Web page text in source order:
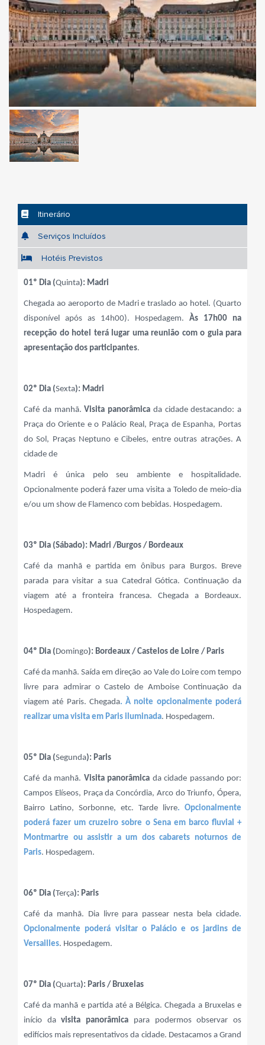
Itinerário
Serviços Incluídos
Hotéis Previstos
01º Dia (Quinta): Madri
Chegada ao aeroporto de Madri e traslado ao hotel. (Quarto
disponível após as 14h00). Hospedagem. Às 17h00 na
recepção do hotel terá lugar uma reunião com o guia para
apresentação dos participantes.
02º Dia (Sexta): Madri
Café da manhã.Visita panorâmica da cidade destacando: a
Praça do Oriente e o Palácio Real, Praça de Espanha, Portas
do Sol, Praças Neptuno e Cibeles, entre outras atrações. A
cidade de
Madri é única pelo seu ambiente e hospitalidade.
Opcionalmente poderá fazer uma visita a Toledo de meio-dia
e/ou um show de Flamenco com bebidas. Hospedagem.
03º Dia (Sábado): Madri /Burgos / Bordeaux
Café da manhã e partida em ônibus para Burgos. Breve
parada para visitar a sua Catedral Gótica. Continuação da
viagem até a fronteira francesa. Chegada a Bordeaux.
Hospedagem.
04º Dia (Domingo): Bordeaux / Castelos de Loire / Paris
Café da manhã. Saída em direção ao Vale do Loire com tempo
livre para admirar o Castelo de Amboise Continuação da
viagem até Paris. Chegada. À noite opcionalmente poderá
realizar uma visita em Paris iluminada. Hospedagem.
05º Dia (Segunda): Paris
Café da manhã. Visita panorâmica da cidade passando por:
Campos Elíseos, Praça da Concórdia, Arco do Triunfo, Ópera,
Bairro Latino, Sorbonne, etc. Tarde livre. Opcionalmente
poderá fazer um cruzeiro sobre o Sena em barco fluvial +
Montmartre ou assistir a um dos cabarets noturnos de
Paris. Hospedagem.
06º Dia (Terça): Paris
Café da manhã. Dia livre para passear nesta bela cidade.
Opcionalmente poderá visitar o Palácio e os jardins de
Versailles. Hospedagem.
07º Dia (Quarta): Paris / Bruxelas
Café da manhã e partida até a Bélgica. Chegada a Bruxelas e
início davisita panorâmica para podermos observar os
edifícios mais representativos da cidade. Destacamos a Grand